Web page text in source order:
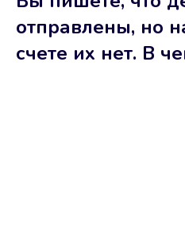
отправлены, но
счете их нет. В